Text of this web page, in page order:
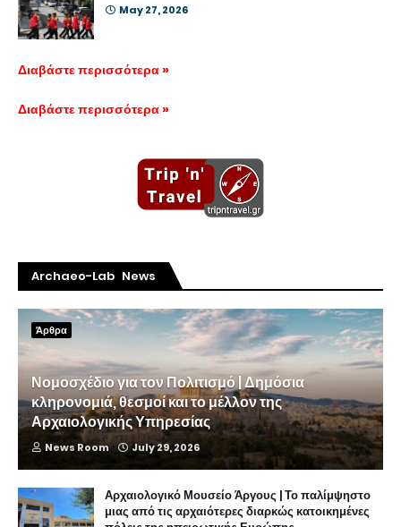
May 27, 2026
Διαβάστε περισσότερα »
Διαβάστε περισσότερα »
Archaeo-Lab News
Άρθρα
Νομοσχέδιο για τον Πολιτισμό | Δημόσια
κληρονομιά, θεσμοί και το μέλλον της
Αρχαιολογικής Υπηρεσίας
News Room July 29, 2026
Αρχαιολογικό Μουσείο Άργους | Το παλίμψηστο
μιας από τις αρχαιότερες διαρκώς κατοικημένες